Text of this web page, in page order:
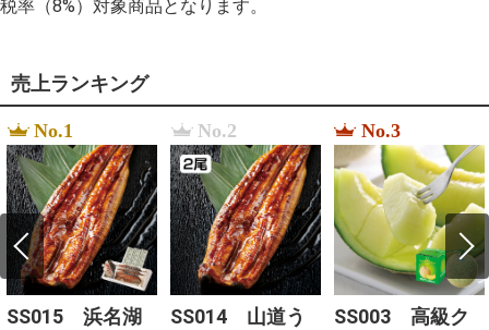
税率（8%）対象商品となります。
売上ランキング
No.1
SS015 浜名湖
No.2
SS014 山道う
No.3
SS003 高級ク